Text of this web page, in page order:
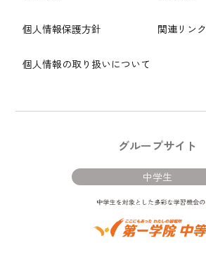
個人情報保護方針
個人情報の取り扱いについて
関連リンク
グループサイト
中学生